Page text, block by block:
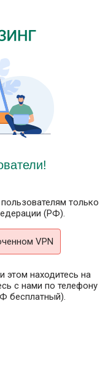
только
(РФ).
VPN
этом находитесь на
с нами по телефону
бесплатный).